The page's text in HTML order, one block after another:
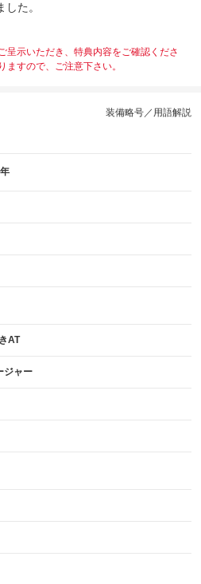
した。
示いただき、特典内容をご確認くださ
ますので、ご注意下さい。
装備略号／用語解説
AT
ジャー